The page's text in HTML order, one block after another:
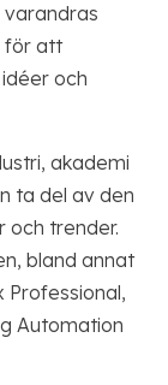
varandras
för att
och
akademi
ta del av den
och trender.
bland annat
Professional,
Automation